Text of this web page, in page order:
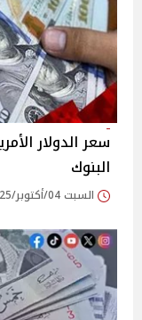
البنوك
السبت 04/أكتوبر/2025 - 11:20 ص